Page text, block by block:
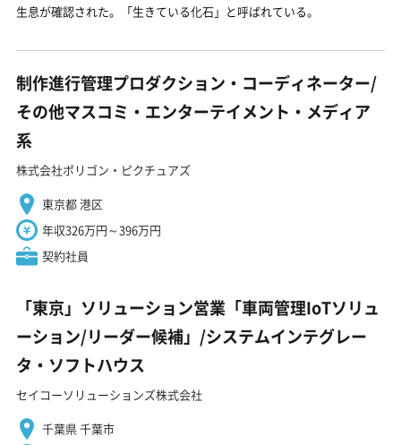
生息が確認された。「生きている化石」と呼ばれている。
制作進行管理プロダクション・コーディネーター/
その他マスコミ・エンターテイメント・メディア
系
株式会社ポリゴン・ピクチュアズ
東京都 港区
年収326万円～396万円
契約社員
「東京」ソリューション営業「車両管理IoTソリュ
ーション/リーダー候補」/システムインテグレー
タ・ソフトハウス
セイコーソリューションズ株式会社
千葉県 千葉市